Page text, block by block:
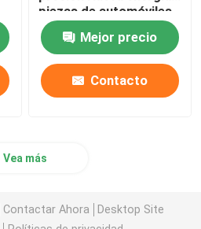
piezas de automóviles
cuerpo controlador de
coche Mejor precio
Contacto
Vea más
Contactar Ahora
Desktop Site